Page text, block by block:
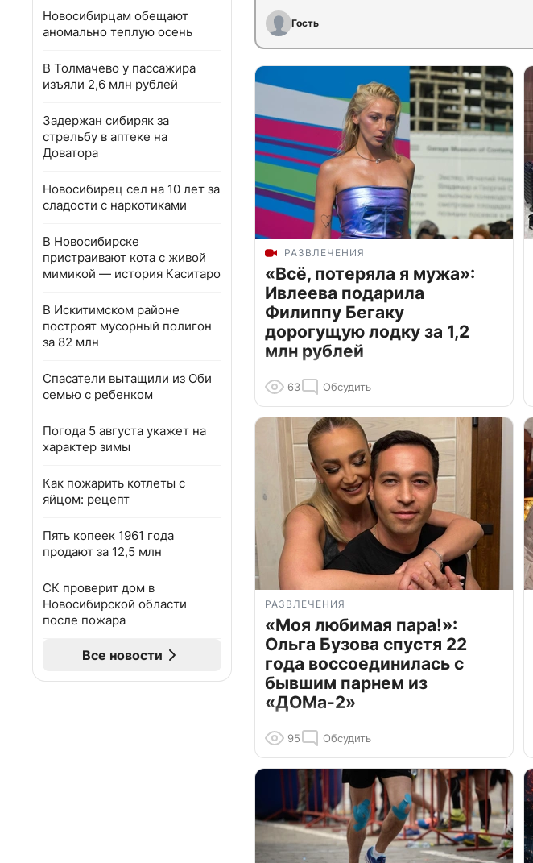
Новосибирцам обещают
аномально теплую осень
В Толмачево у пассажира
изъяли 2,6 млн рублей
Задержан сибиряк за
стрельбу в аптеке на
Доватора
Новосибирец сел на 10 лет за
сладости с наркотиками
В Новосибирске
пристраивают кота с живой
мимикой — история Каситаро
В Искитимском районе
построят мусорный полигон
за 82 млн
Спасатели вытащили из Оби
семью с ребенком
Погода 5 августа укажет на
характер зимы
Как пожарить котлеты с
яйцом: рецепт
Пять копеек 1961 года
продают за 12,5 млн
СК проверит дом в
Новосибирской области
после пожара
Все новости
Гость
РАЗВЛЕЧЕНИЯ
«Всё, потеряла я мужа»:
Ивлеева подарила
Филиппу Бегаку
дорогущую лодку за 1,2
млн рублей
63 Обсудить
РАЗВЛЕЧЕНИЯ
«Моя любимая пара!»:
Ольга Бузова спустя 22
года воссоединилась с
бывшим парнем из
«ДОМа-2»
95 Обсудить